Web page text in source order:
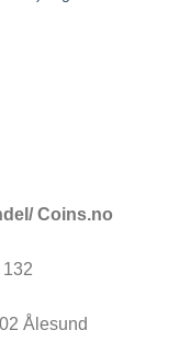
Coins.no
Ålesund